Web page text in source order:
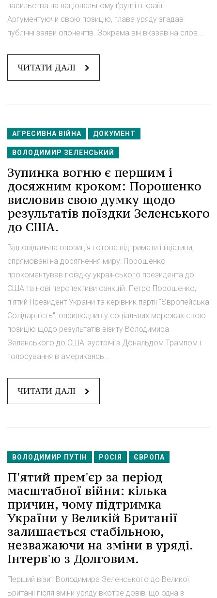
насильства на національному ґрунті в країні
Аргументуючи свою позицію, глава уряду згадав
публічні заяви опонентів. Зокрема він вказав на слов...
ЧИТАТИ ДАЛІ
АГРЕСИВНА ВІЙНА ДОКУМЕНТ
ВОЛОДИМИР ЗЕЛЕНСЬКИЙ
Зупинка вогню є першим і
досяжним кроком: Порошенко
висловив свою думку щодо
результатів поїздки Зеленського
до США.
Відповідальна опозиція готова підтримати ініціативи,
спрямовані на досягнення миру: Порошенко
прокоментував поїздку українського президента до
США та нові перспективи санкцій. Петро Порошенко,
п'ятий Президент України та керівник партії "Європейська
Солідарність", оприлюднив у соціальних мережах свою
позицію щодо результатів візиту Володимира
Зеленського до США, зустрічі з Дональдом Трампом і
голосування в американсь...
ЧИТАТИ ДАЛІ
ВОЛОДИМИР ПУТІН РОСІЯ ЄВРОПА
П'ятий прем'єр за період
масштабної війни: кілька
причин, чому підтримка
України у Великій Британії
залишається стабільною,
незважаючи на зміни в уряді.
Інтерв'ю з Долговим.
Перший візит Володимира Зеленського до Великої
Британії після зміни уряду вкотре довів, що одна з